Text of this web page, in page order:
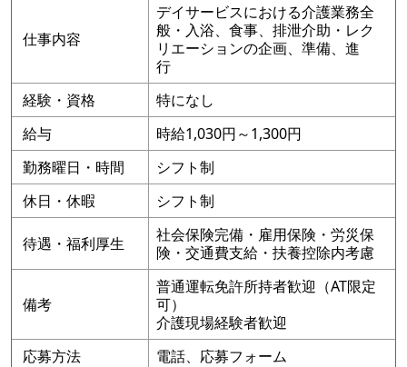
仕事内容
デイサービスにおける介護業務全
般・入浴、食事、排泄介助・レク
リエーションの企画、準備、進
行
経験・資格
特になし
給与
時給1,030円～1,300円
勤務曜日・時間
シフト制
休日・休暇
シフト制
待遇・福利厚生
社会保険完備・雇用保険・労災保
険・交通費支給・扶養控除内考慮
備考
普通運転免許所持者歓迎（AT限定
可）
介護現場経験者歓迎
応募方法
電話、応募フォーム